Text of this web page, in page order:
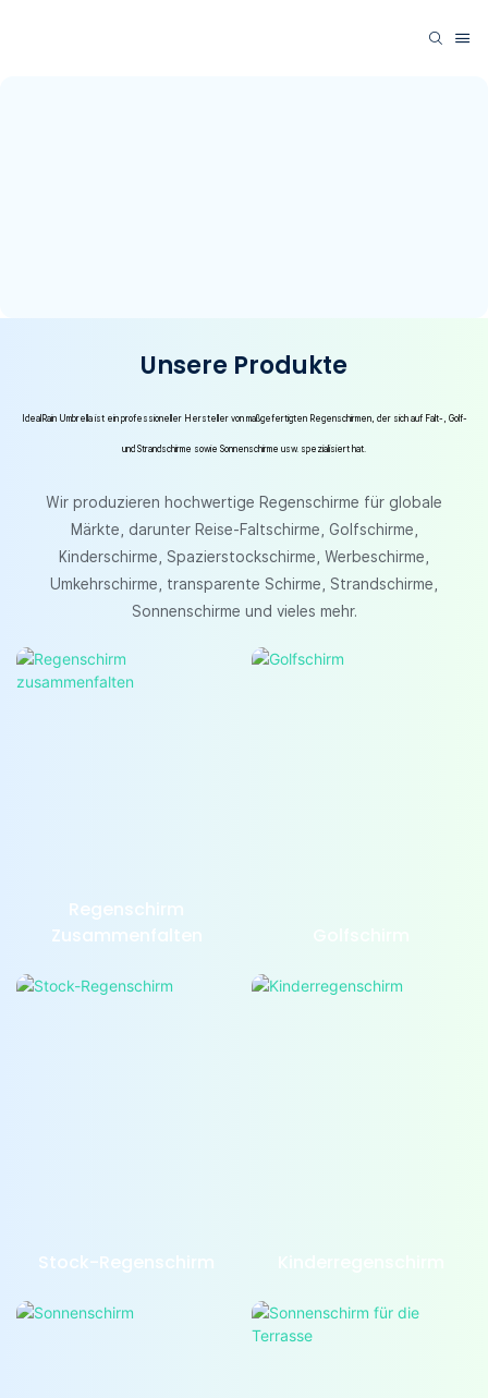
Unsere Produkte
IdealRain Umbrella ist ein professioneller Hersteller von maßgefertigten Regenschirmen, der sich auf Falt-, Golf-
und Strandschirme sowie Sonnenschirme usw. spezialisiert hat.
Wir produzieren hochwertige Regenschirme für globale
Märkte, darunter Reise-Faltschirme, Golfschirme,
Kinderschirme, Spazierstockschirme, Werbeschirme,
Umkehrschirme, transparente Schirme, Strandschirme,
Sonnenschirme und vieles mehr.
Regenschirm
Zusammenfalten
Stock-Regenschirm